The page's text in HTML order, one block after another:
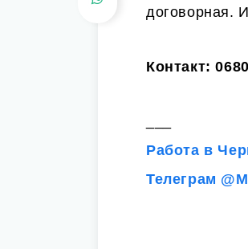
договорная.
Контакт:
Работа в
Телеграм